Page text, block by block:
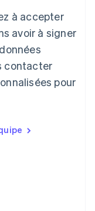
à accepter
avoir à signer
contacter
pour